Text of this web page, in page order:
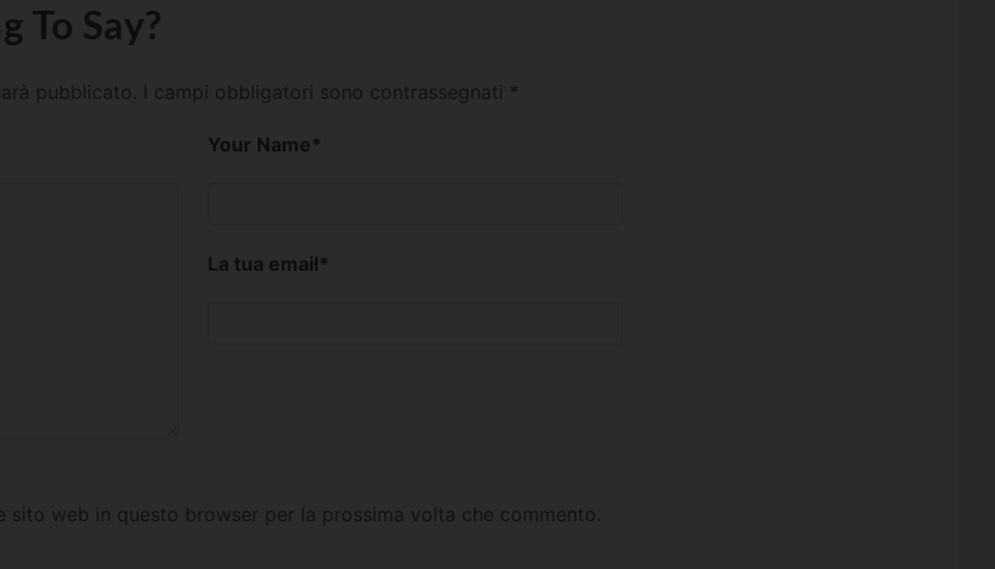
To Say?
pubblicato. I campi obbligatori sono contrassegnati *
Your Name*
La tua email*
sito web in questo browser per la prossima volta che commento.